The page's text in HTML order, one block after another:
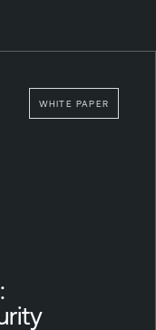
WHITE PAPER